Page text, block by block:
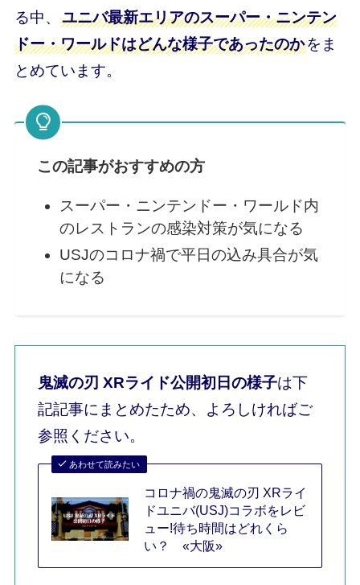
る中、 ユニバ最新エリアのスーパー・ニンテン
ドー・ワールドはどんな様子であったのかをま
とめています。
この記事がおすすめの方
スーパー・ニンテンドー・ワールド内
のレストランの感染対策が気になる
USJのコロナ禍で平日の込み具合が気
になる
鬼滅の刃 XRライド公開初日の様子は下
記記事にまとめたため、よろしければご
参照ください。
あわせて読みたい
コロナ禍の鬼滅の刃 XRライ
ドユニバ(USJ)コラボをレビ
ュー!待ち時間はどれくら
い？ «大阪»